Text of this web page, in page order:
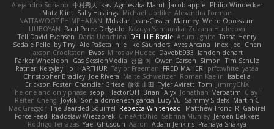
Alejandro Soriano 中村秀人 kas Agnieszka Marut Jacob apple Philip Windecker
Matz Klint Sally Hastings Michael Updike Alexandra Forman
NATTAWOOT PHIMPHAKAN MrIsklar Jean-Cassien Marmey Weird Oposssum
LIUBOYAN Raul Perez Delgado Kazuya Yamanaka Zuzana Hudecova
Tell David Evensen Daria Udachina DELILLE Basile Acura .Ignite Tasha Henry
Sedale Pelle by Tiny Ale Pašeta nile Ike Saunders Aves Arcana inex Jedi Chen
Jaxson Crookston Ewos Miroslav Hudec Davebb933 landon dehart
Parker Wheeldon
Gas SessionMedia 정율 이 Owen Carson Simon Tim Schulz
Ratner KelsyJay Jo HARTHUR Taylor Freeman FRED MAHER prfctwhite yataa
Christopher Bradley Joe Rivera Malte Schweitzer Roman Kaelin Isabella
Erickson Foster Chandler Griese 修汰 山田 Tyler Avirett Tom JimmyCNX
The one and only phase sepp HectorOH Brian Alyx Jonathan Verbatim Clay T
Reiten Cheng Joykk Sonia domenech garcia Lucy Vu Sammy Sidefx Martin C
Mac Greggor The Bearded Squirrel Rebecca Whitehead Matthew Tronc R Gabirél
Force Feed Radosław Wieczorek CineArtOhio Sabrina Munley Jeroen Bekkers
Rodrigo Terrazas Yael Ghusoun Aaron Adam Jenkins Pranaya Shakya